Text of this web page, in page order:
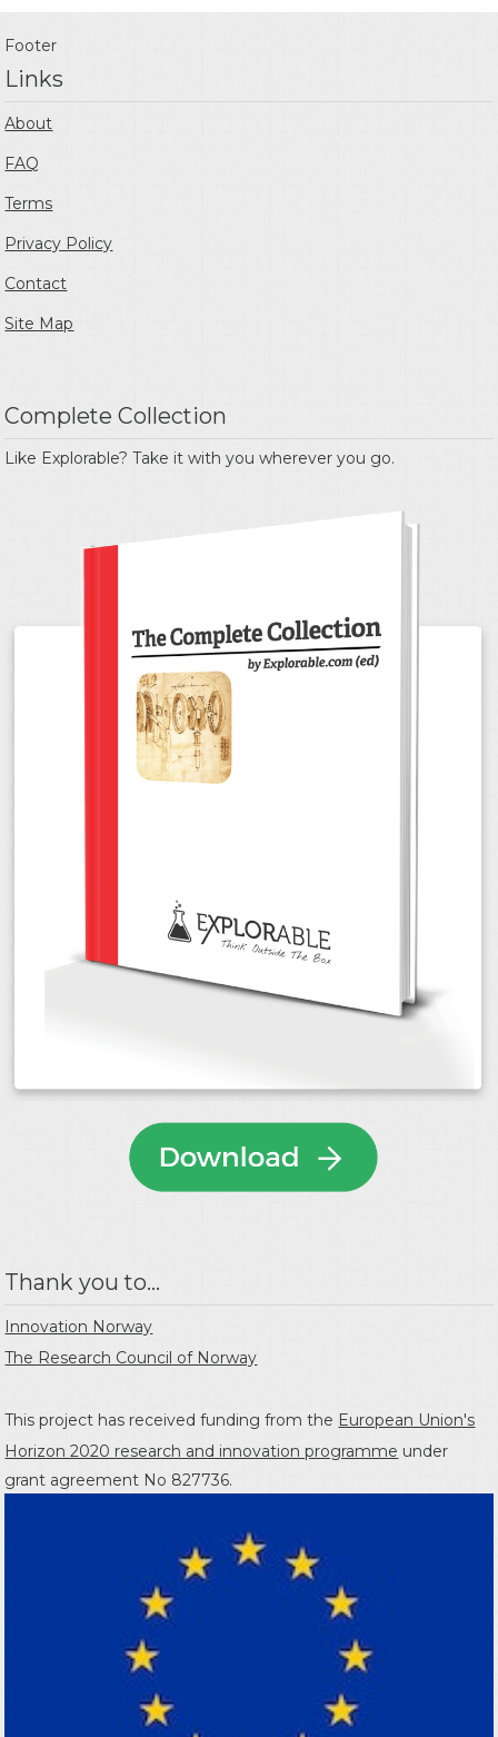
Footer
Links
About
FAQ
Terms
Privacy Policy
Contact
Site Map
Complete Collection
Like Explorable? Take it with you wherever you go.
Thank you to...
Innovation Norway
The Research Council of Norway
This project has received funding from the European Union's
Horizon 2020 research and innovation programme under
grant agreement No 827736.